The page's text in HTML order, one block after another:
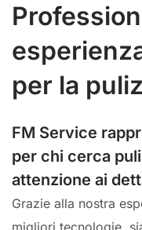
per la
FM Service
per chi cerca
attenzione ai
Grazie alla nostra